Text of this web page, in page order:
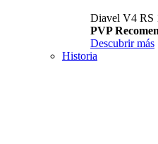
Diavel V4 RS
PVP
Descubrir más
Historia